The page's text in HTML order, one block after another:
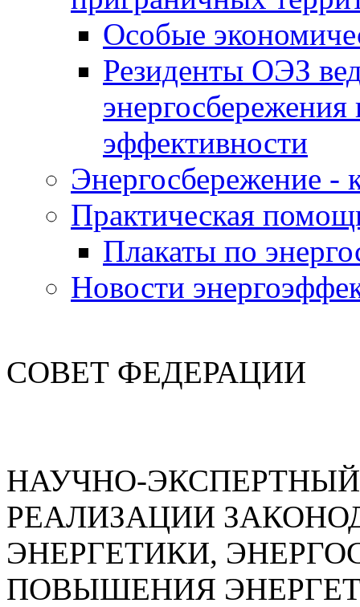
Особые
Резиденты ОЭЗ
эффективности
Энергосбережение -
Практическая
Плакаты по
Новости
СОВЕТ ФЕДЕРАЦИИ
НАУЧНО-
РЕАЛИЗАЦИИ
ЭНЕРГЕТИКИ,
ПОВЫШЕНИЯ